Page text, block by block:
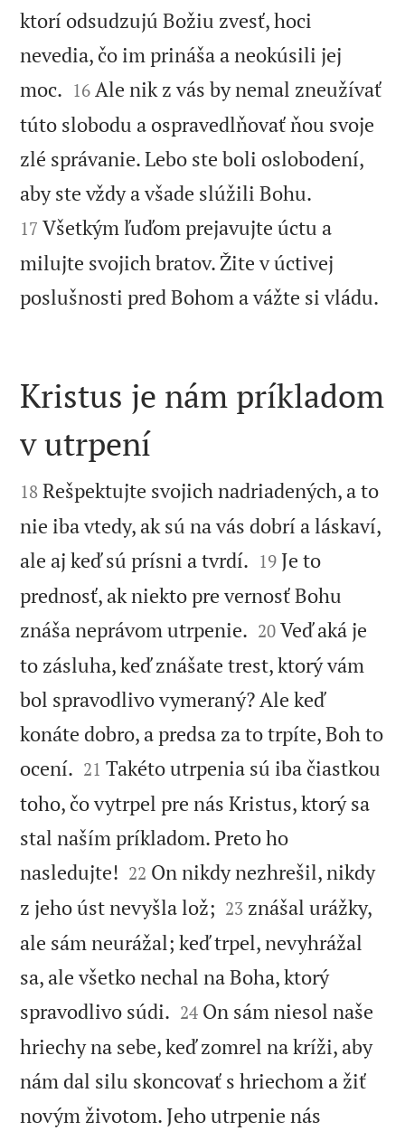
ktorí odsudzujú Božiu zvesť, hoci
nevedia, čo im prináša a neokúsili jej
moc. 

16 Ale nik z vás by nemal zneužívať
túto slobodu a ospravedlňovať ňou svoje
zlé správanie. Lebo ste boli oslobodení,
aby ste vždy a všade slúžili Bohu.
17 Všetkým ľuďom prejavujte úctu a
milujte svojich bratov. Žite v úctivej
poslušnosti pred Bohom a vážte si vládu.

Kristus je nám príkladom
v utrpení

18 Rešpektujte svojich nadriadených, a to
nie iba vtedy, ak sú na vás dobrí a láskaví,
ale aj keď sú prísni a tvrdí. 

19 Je to
prednosť, ak niekto pre vernosť Bohu
znáša neprávom utrpenie. 

20 Veď aká je
to zásluha, keď znášate trest, ktorý vám
bol spravodlivo vymeraný? Ale keď
konáte dobro, a predsa za to trpíte, Boh to
ocení. 

21 Takéto utrpenia sú iba čiastkou
toho, čo vytrpel pre nás Kristus, ktorý sa
stal naším príkladom. Preto ho
nasledujte! 

22 On nikdy nezhrešil, nikdy
z jeho úst nevyšla lož; 

23 znášal urážky,
ale sám neurážal; keď trpel, nevyhrážal
sa, ale všetko nechal na Boha, ktorý
spravodlivo súdi. 

24 On sám niesol naše
hriechy na sebe, keď zomrel na kríži, aby
nám dal silu skoncovať s hriechom a žiť
novým životom. Jeho utrpenie nás